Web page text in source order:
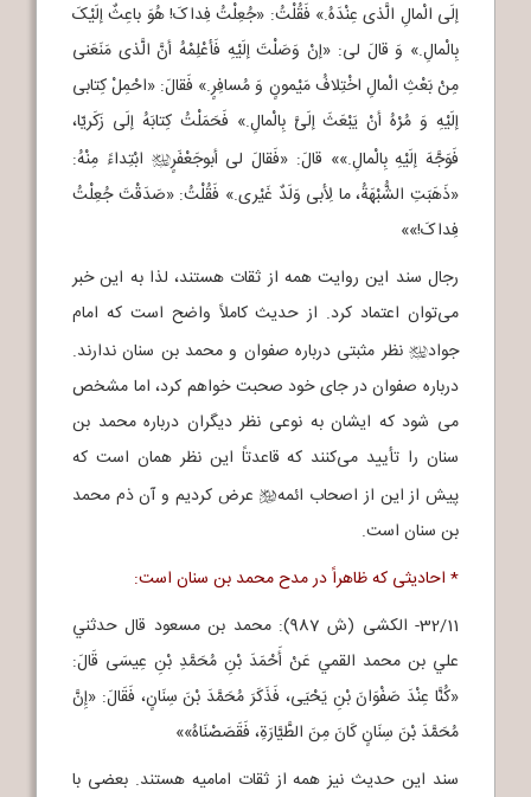
إلَی الْمالِ الَّذی عِنْدَهُ.» فَقُلْتُ: «جُعِلْتُ فِداکَ! هُوَ باعِثٌ إلَیْکَ
بِالْمالِ.» وَ قالَ لی: «إنْ وَصَلْتَ إلَیْهِ فَأعْلِمْهُ أنَّ الَّذی مَنَعَنی
مِنْ بَعْثِ الْمالِ اخْتِلافُ مَیْمونٍ وَ مُسافِرٍ.» فَقالَ: «احْمِلْ کِتابی
إلَیْهِ وَ مُرْهُ أنْ یَبْعَثَ إلَیَّ بِالْمالِ.» فَحَمَلْتُ کِتابَهُ إلَی زَکَریّا،
فَوَجَّهَ إلَیْهِ بِالْمالِ.»» قالَ: «فَقالَ لی أبوجَعْفَرٍj ابْتِداءً مِنْهُ:
«ذَهَبَتِ الشُّبْهَةُ، ما لِأبی وَلَدٌ غَیْری.» فَقُلْتُ: «صَدَقْتَ جُعِلْتُ
فِداکَ!»»
رجال سند این روایت همه از ثقات هستند، لذا به این خبر
می‌توان اعتماد کرد. از حدیث کاملاً واضح است که امام
جوادj نظر مثبتی درباره صفوان و محمد بن سنان ندارند.
درباره صفوان در جای خود صحبت خواهم کرد، اما مشخص
می شود که ایشان به نوعی نظر دیگران درباره محمد بن
سنان را تأیید می‌کنند که قاعدتاً این نظر همان است که
پیش از این از اصحاب ائمهb عرض کردیم و آن ذم محمد
بن سنان است.
* احادیثی که ظاهراً در مدح محمد بن سنان است:
32/11- الکشی (ش 987): محمد بن مسعود قال حدثني
علي بن محمد القمي عَنْ أَحْمَدَ بْنِ مُحَمَّدِ بْنِ عِيسَى قَالَ:
«كُنَّا عِنْدَ صَفْوَانَ بْنِ يَحْيَى، فَذَكَرَ مُحَمَّدَ بْنَ سِنَانٍ، فَقَالَ: «إِنَّ
مُحَمَّدَ بْنَ سِنَانٍ كَانَ مِنَ الطَّيَّارَةِ، فَقَصَصْنَاهُ»»
سند این حدیث نیز همه از ثقات امامیه هستند. بعضی با